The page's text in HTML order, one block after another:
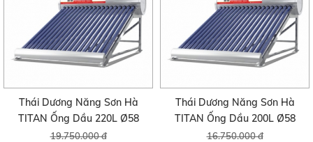
Thái Dương Năng Sơn Hà
TITAN Ống Dầu 220L Ø58
19.750.000 đ
Thái Dương Năng Sơn Hà
TITAN Ống Dầu 200L Ø58
16.750.000 đ